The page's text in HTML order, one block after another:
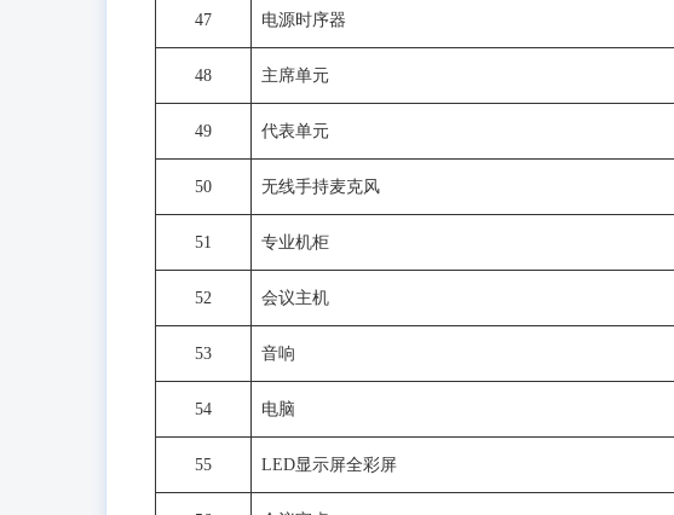
47 电源时序器
48 主席单元
49 代表单元
50 无线手持麦克风
51 专业机柜
52 会议主机
53 音响
54 电脑
55 LED显示屏全彩屏